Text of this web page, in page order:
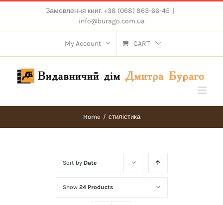
content
Замовлення книг: +38 (068) 863-66-45 |
info@burago.com.ua
My Account CART
Home / стилістика
Sort by Date
Show 24 Products